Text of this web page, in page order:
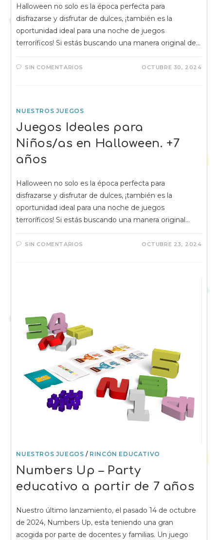
Halloween no solo es la época perfecta para
disfrazarse y disfrutar de dulces, ¡también es la
oportunidad ideal para una noche de juegos
terroríficos! Si estás buscando una manera original de…
SIN COMENTARIOS OCTUBRE 30, 2024
NUESTROS JUEGOS
Juegos Ideales para
Niños/as en Halloween. +7
años
Halloween no solo es la época perfecta para
disfrazarse y disfrutar de dulces, ¡también es la
oportunidad ideal para una noche de juegos
terroríficos! Si estás buscando una manera original…
SIN COMENTARIOS OCTUBRE 23, 2024
NUESTROS JUEGOS / RINCÓN EDUCATIVO
Numbers Up – Party
educativo a partir de 7 años
Nuestro último lanzamiento, el pasado 14 de octubre
de 2024, Numbers Up, esta teniendo una gran
acogida por parte de docentes y familias. Un juego